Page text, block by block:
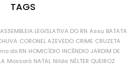
TAGS
ASSEMBLEIA LEGISLATIVA DO RN Assu BATATA
CORONEL AZEVEDO CRIME CRUZETA
do RN HOMICÍDIO INCÊNDIO JARDIM DE
Mossoró NATAL Nilda NÉLTER QUEIROZ